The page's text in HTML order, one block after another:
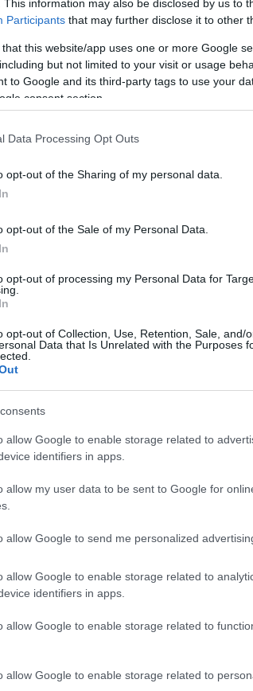
This information may also be disclosed by us to
Participants that may further disclose it to other
that this website/app uses one or more Google
but not limited to your visit or usage
to Google and its third-party tags to use your
consent section.
Data Processing Opt Outs
opt-out of the Sharing of my personal data.
opt-out of the Sale of my Personal Data.
opt-out of processing my Personal Data for
opt-out of Collection, Use, Retention, Sale, and/
Data that Is Unrelated with the Purposes
allow Google to enable storage related to
identifiers in apps.
allow my user data to be sent to Google for
allow Google to send me personalized
allow Google to enable storage related to
identifiers in apps.
allow Google to enable storage related to
allow Google to enable storage related to
dolgokat, amilyenekben eddig
Elég bátorságot gyűjtesz a
szeretkezés és egy
fejezned, amit elkezdtél, és le kell
zajlik minden, nem érzed
gondoskodik róla, nehogy egy
olyan pasit találsz, aki megfelel
ami kizárólag az ő számára
kötnöd, hogy mit tartasz felőle. Egy
hogy a munkahelyeden
az irodai munka fáradalmait? Igen
fazonnal, aki mindent meg
női lényed egyértelműen válaszol
a kettőtök kapcsolatát. Vajon
ha kizárólag testileg vonzódtok
akar eltölteni veled, mindenféle
adj időt a kapcsolatodnak. Távol
Ha nem akarod megégetni
megkötött kapcsolat nem lehet
juthatsz, de a magad módján
de te nem. Akkor is maradj
De mi az ördög ez a nagy férjhez